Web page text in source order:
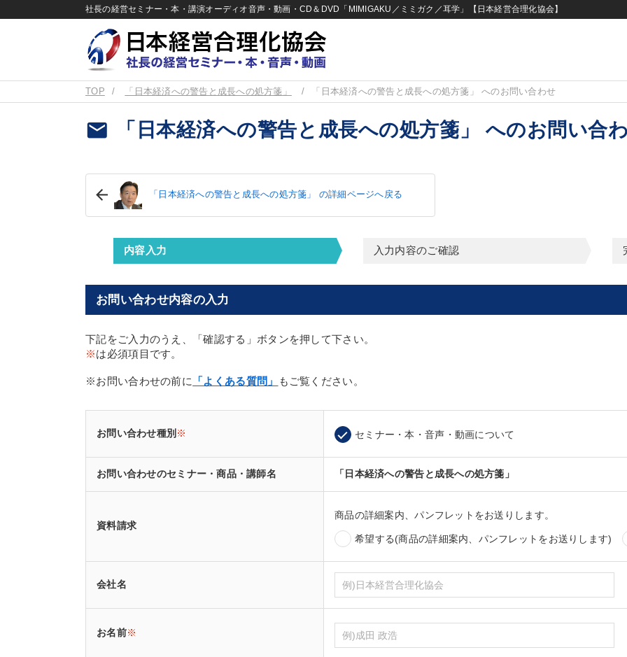
社長の経営セミナー・本・講演オーディオ音声・動画・CD＆DVD「MIMIGAKU／ミミガク／耳学」【日本経営合理化協会】
TOP 「日本経済への警告と成長への処方箋」 「日本経済への警告と成長への処方箋」 へのお問い合わせ
email 「日本経済への警告と成長への処方箋」 へのお問い合
「日本経済への警告と成長への処方箋」 の詳細ページへ戻る
内容入力 入力内容のご確認
お問い合わせ内容の入力
下記をご入力のうえ、「確認する」ボタンを押して下さい。
※は必須項目です。
※お問い合わせの前に 「よくある質問」 もご覧ください。
お問い合わせ種別 ※ セミナー・本・音声・動画について
お問い合わせのセミナー・商品・講師名 「日本経済への警告と成長への処方箋」
資料請求
商品の詳細案内、パンフレットをお送りします。
希望する(商品の詳細案内、パンフレットをお送りします)
会社名
お名前※